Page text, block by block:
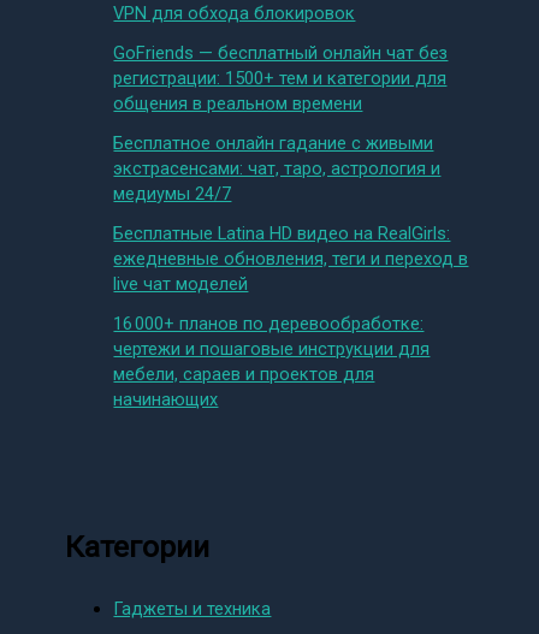
VPN для обхода блокировок
GoFriends — бесплатный онлайн чат без
регистрации: 1500+ тем и категории для
общения в реальном времени
Бесплатное онлайн гадание с живыми
экстрасенсами: чат, таро, астрология и
медиумы 24/7
Бесплатные Latina HD видео на RealGirls:
ежедневные обновления, теги и переход в
live чат моделей
16 000+ планов по деревообработке:
чертежи и пошаговые инструкции для
мебели, сараев и проектов для
начинающих
Категории
Гаджеты и техника